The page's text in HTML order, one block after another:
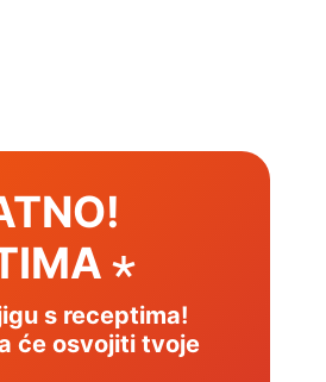
⋆
s receptima!
će osvojiti tvoje